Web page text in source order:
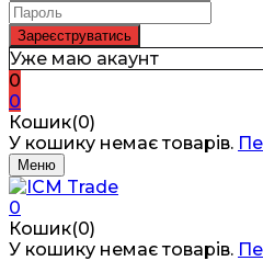
Уже маю акаунт
0
0
Кошик(0)
У кошику немає товарів.
Меню
0
Кошик(0)
У кошику немає товарів.